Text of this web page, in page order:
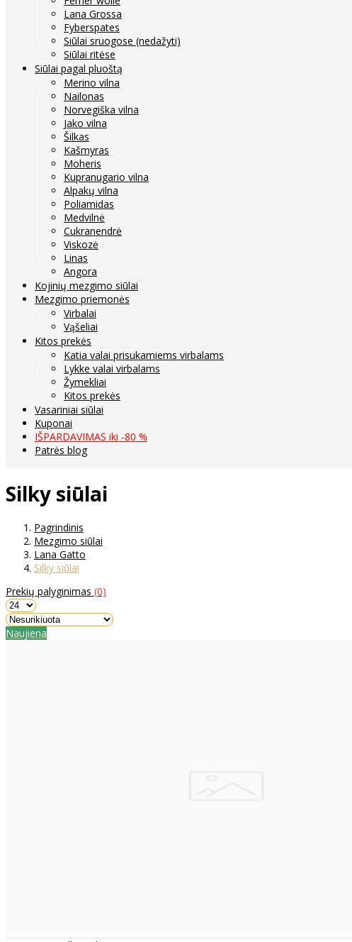
Lana Grossa
Fyberspates
Siūlai sruogose (nedažyti)
Siūlai ritėse
Siūlai pagal pluoštą
Merino vilna
Nailonas
Norvegiška vilna
Jako vilna
Šilkas
Kašmyras
Moheris
Kupranugario vilna
Alpakų vilna
Poliamidas
Medvilnė
Cukranendrė
Viskozė
Linas
Angora
Kojinių mezgimo siūlai
Mezgimo priemonės
Virbalai
Vąšeliai
Kitos prekės
Katia valai prisukamiems virbalams
Lykke valai virbalams
Žymekliai
Kitos prekės
Vasariniai siūlai
Kuponai
IŠPARDAVIMAS iki -80 %
Patrės blog
Silky siūlai
Pagrindinis
Mezgimo siūlai
Lana Gatto
Silky siūlai
Prekių palyginimas (0)
Naujiena